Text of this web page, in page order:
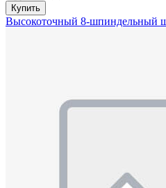
Купить
Высокоточный 8-шпиндельный